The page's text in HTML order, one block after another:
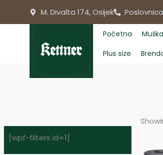
M. Divalta 174, Osijek Poslovnica
Početna
Plus size
[wpf-filters id=1]